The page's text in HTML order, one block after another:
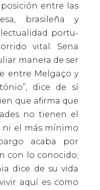
entre las
brasileña y
portu-
vital. Sena
manera de ser
entre Melgaço y
dice de sí
que afirma que
no tienen el
ni el más mínimo
acaba por
con lo conocido;
dice de su vida
aquí es como